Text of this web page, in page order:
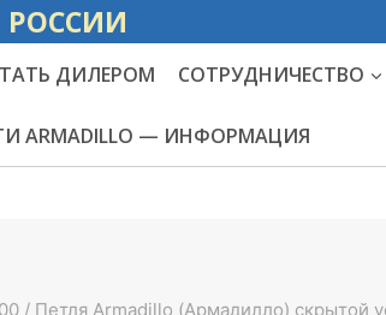
по всей
ДИЛЕРОМ СОТРУДНИЧЕСТВО
ARMADILLO — ИНФОРМАЦИЯ
/ Петля Armadillo (Армадилло) скрытой